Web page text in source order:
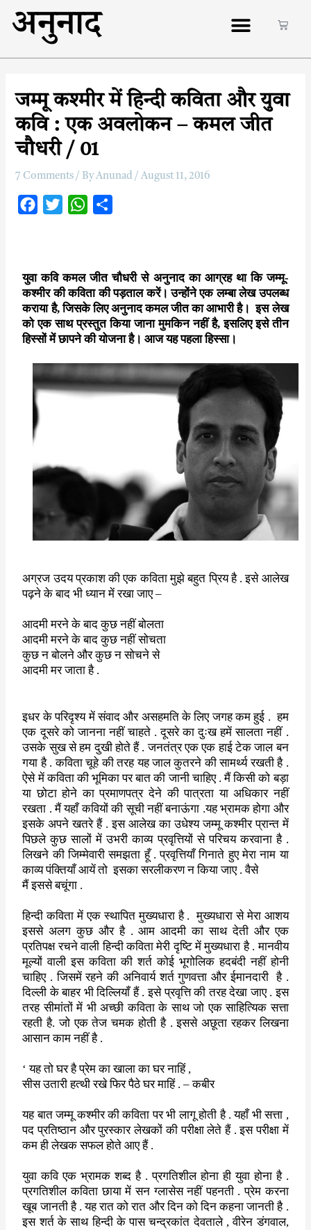
अनुनाद
जम्मू कश्मीर में हिन्दी कविता और युवा
कवि : एक अवलोकन – कमल जीत
चौधरी / 01
7 Comments / ByAnunad/August 11, 2016
b
o
o
k
t
e
r
W
s
A
p
p
e
युवा कवि कमल जीत चौधरी से अनुनाद का आग्रह था कि जम्मू-
कश्मीर की कविता की पड़ताल करें। उन्होंने एक लम्बा लेख उपलब्ध
कराया है, जिसके लिए अनुनाद कमल जीत का आभारी है। इस लेख
को एक साथ प्रस्तुत किया जाना मुमकिन नहीं है, इसलिए इसे तीन
हिस्सों में छापने की योजना है। आज यह पहला हिस्सा।
अग्रज उदय प्रकाश की एक कविता मुझे बहुत प्रिय है . इसे आलेख
पढ़ने के बाद भी ध्यान में रखा जाए –
आदमी मरने के बाद कुछ नहीं बोलता
आदमी मरने के बाद कुछ नहीं सोचता
कुछ न बोलने और कुछ न सोचने से
आदमी मर जाता है .
इधर के परिदृश्य में संवाद और असहमति के लिए जगह कम हुई . हम
एक दूसरे को जानना नहीं चाहते . दूसरे का दुःख हमें सालता नहीं .
उसके सुख से हम दुखी होते हैं . जनतंत्र एक एक हाई टेक जाल बन
गया है . कविता चूहे की तरह यह जाल कुतरने की सामर्थ्य रखती है .
ऐसे में कविता की भूमिका पर बात की जानी चाहिए . मैं किसी को बड़ा
या छोटा होने का प्रमाणपत्र देने की पात्रता या अधिकार नहीं
रखता . मैं यहाँ कवियों की सूची नहीं बनाऊंगा .यह भ्रामक होगा और
इसके अपने खतरे हैं . इस आलेख का उधेश्य जम्मू कश्मीर प्रान्त में
पिछले कुछ सालों में उभरी काव्य प्रवृत्तियों से परिचय करवाना है .
लिखने की जिम्मेवारी समझता हूँ . प्रवृत्तियाँ गिनाते हुए मेरा नाम या
काव्य पंक्तियाँ आयें तो इसका सरलीकरण न किया जाए . वैसे
मैं इससे बचूंगा .
हिन्दी कविता में एक स्थापित मुख्यधारा है . मुख्यधारा से मेरा आशय
इससे अलग कुछ और है . आम आदमी का साथ देती और एक
प्रतिपक्ष रचने वाली हिन्दी कविता मेरी दृष्टि में मुख्यधारा है . मानवीय
मूल्यों वाली इस कविता की शर्त कोई भूगोलिक हदबंदी नहीं होनी
चाहिए . जिसमें रहने की अनिवार्य शर्त गुणवत्ता और ईमानदारी है .
दिल्ली के बाहर भी दिल्लियाँ हैं . इसे प्रवृत्ति की तरह देखा जाए . इस
तरह सीमांतों में भी अच्छी कविता के साथ जो एक साहित्यिक सत्ता
रहती है. जो एक तेज चमक होती है . इससे अछूता रहकर लिखना
आसान काम नहीं है .
‘यह तो घर है प्रेम का खाला का घर नाहिं ,
सीस उतारी हत्थी रखे फिर पैठे घर माहिं . – कबीर
यह बात जम्मू कश्मीर की कविता पर भी लागू होती है . यहाँ भी सत्ता ,
पद प्रतिष्ठान और पुरस्कार लेखकों की परीक्षा लेते हैं . इस परीक्षा में
कम ही लेखक सफल होते आए हैं .
युवा कवि एक भ्रामक शब्द है . प्रगतिशील होना ही युवा होना है .
प्रगतिशील कविता छाया में सन ग्लासेस नहीं पहनती . प्रेम करना
खूब जानती है . यह रात को रात और दिन को दिन कहना जानती है .
इस शर्त के साथ हिन्दी के पास चन्द्रकांत देवताले ,वीरेन डंगवाल,